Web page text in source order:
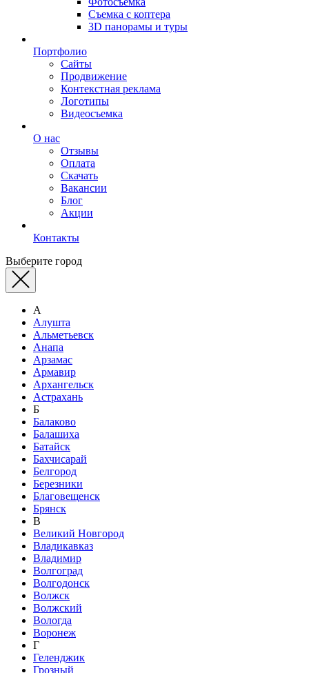
Съемка с коптера
3D панорамы и туры
Портфолио
Сайты
Продвижение
Контекстная реклама
Логотипы
Видеосъемка
О нас
Отзывы
Оплата
Скачать
Вакансии
Блог
Акции
Контакты
Выберите город
А
Алушта
Альметьевск
Анапа
Арзамас
Армавир
Архангельск
Астрахань
Б
Балаково
Балашиха
Батайск
Бахчисарай
Белгород
Березники
Благовещенск
Брянск
В
Великий Новгород
Владикавказ
Владимир
Волгоград
Волгодонск
Волжск
Волжский
Вологда
Воронеж
Г
Геленджик
Грозный